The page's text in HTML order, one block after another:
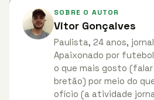
SOBRE O AUTOR
Vitor Gonçalves
Paulista, 24 anos,
Apaixonado por
o que mais gosto
bretão) por meio do
ofício (a atividade